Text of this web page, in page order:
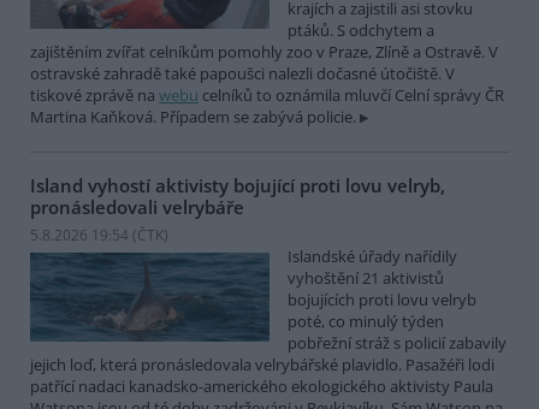
krajích a zajistili asi stovku
ptáků. S odchytem a
zajištěním zvířat celníkům pomohly zoo v Praze, Zlíně a Ostravě. V
ostravské zahradě také papoušci nalezli dočasné útočiště. V
tiskové zprávě na webu celníků to oznámila mluvčí Celní správy ČR
Martina Kaňková. Případem se zabývá policie.
Island vyhostí aktivisty bojující proti lovu velryb,
pronásledovali velrybáře
5.8.2026 19:54 (ČTK)
Islandské úřady nařídily
vyhoštění 21 aktivistů
bojujících proti lovu velryb
poté, co minulý týden
pobřežní stráž s policií zabavily
jejich loď, která pronásledovala velrybářské plavidlo. Pasažéři lodi
patřící nadaci kanadsko-amerického ekologického aktivisty Paula